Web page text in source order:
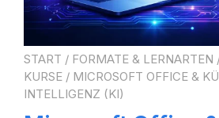
START / FORMATE & LERNARTEN
KURSE / MICROSOFT OFFICE &
INTELLIGENZ (KI)